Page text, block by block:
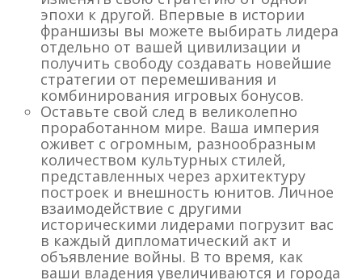
эпохи к другой. Впервые в истории
франшизы вы можете выбирать лидера
отдельно от вашей цивилизации и
получить свободу создавать новейшие
стратегии от перемешивания и
комбинирования игровых бонусов.
Оставьте свой след в великолепно
проработанном мире. Ваша империя
оживет с огромным, разнообразным
количеством культурных стилей,
представленных через архитектуру
построек и внешность юнитов. Личное
взаимодействие с другими
историческими лидерами погрузит вас
в каждый дипломатический акт и
объявление войны. В то время, как
ваши владения увеличиваются и города